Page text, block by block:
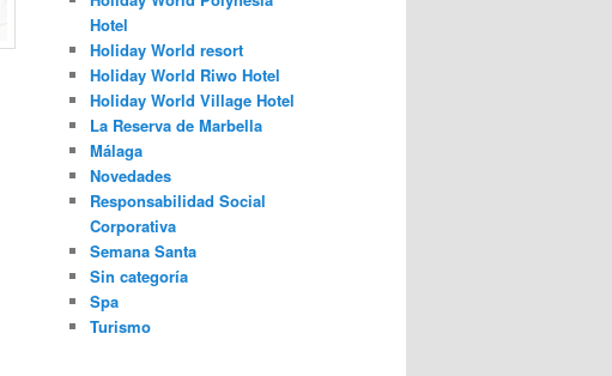
Hotel
Holiday World resort
Holiday World Riwo Hotel
Holiday World Village Hotel
La Reserva de Marbella
Málaga
Novedades
Responsabilidad Social
Corporativa
Semana Santa
Sin categoría
Spa
Turismo